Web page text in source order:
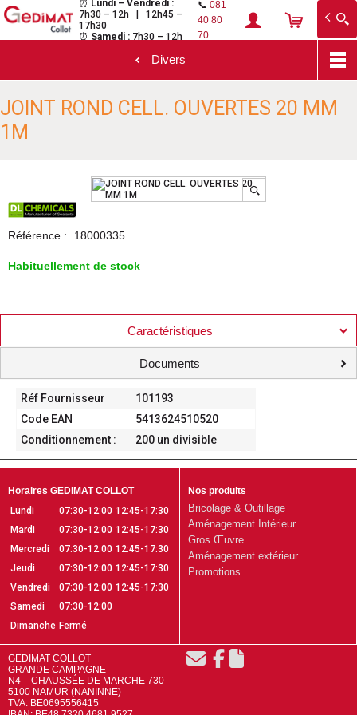
au
contenu
principal
Gedimat Collot
Au cœur de l'ouvrage
⏰ Lundi – Vendredi :
7h30 – 12h | 12h45 –
17h30
⏰ Samedi : 7h30 – 12h
📞081
40 80
70
Divers
JOINT ROND CELL. OUVERTES 20 MM
1M
Référence : 18000335
Habituellement de stock
Caractéristiques
Documents
Réf Fournisseur
101193
Code EAN
5413624510520
Conditionnement :
200 un divisible
Horaires GEDIMAT COLLOT
Lundi
07:30-12:00 12:45-17:30
Mardi
07:30-12:00 12:45-17:30
Mercredi
07:30-12:00 12:45-17:30
Jeudi
07:30-12:00 12:45-17:30
Vendredi
07:30-12:00 12:45-17:30
Samedi
07:30-12:00
Dimanche Fermé
Nos produits
Bricolage & Outillage
Aménagement Intérieur
Gros Œuvre
Aménagement extérieur
Promotions
GEDIMAT COLLOT
GRANDE CAMPAGNE
N4 – CHAUSSÉE DE MARCHE 730
5100 NAMUR (NANINNE)
TVA: BE0695556415